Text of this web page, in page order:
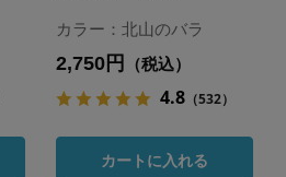
カラー：北山のバラ
2,750円 （税込）
4.8（532）
カートに入れる